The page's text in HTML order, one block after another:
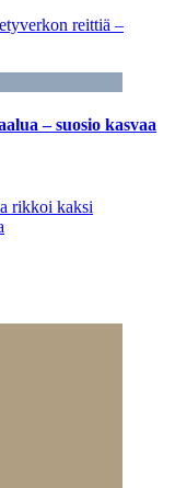
reittiä –
– suosio kasvaa
rikkoi kaksi